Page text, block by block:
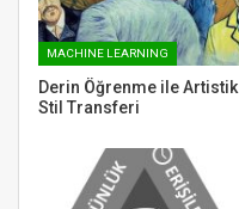
MACHINE LEARNING
Derin Öğrenme ile Artistik
Stil Transferi